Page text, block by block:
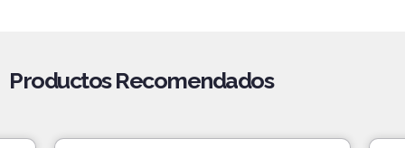
Productos Recomendados